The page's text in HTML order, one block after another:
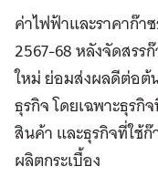
ค่าไฟฟ้าและราคาก๊า
2567-68 หลังจัดสรร
ใหม่ ย่อมส่งผลดีต่อต้
ธุรกิจ โดยเฉพาะธุรกิ
สินค้า และธุรกิจที่ใช้ก๊
ผลิตกระเบื้อง